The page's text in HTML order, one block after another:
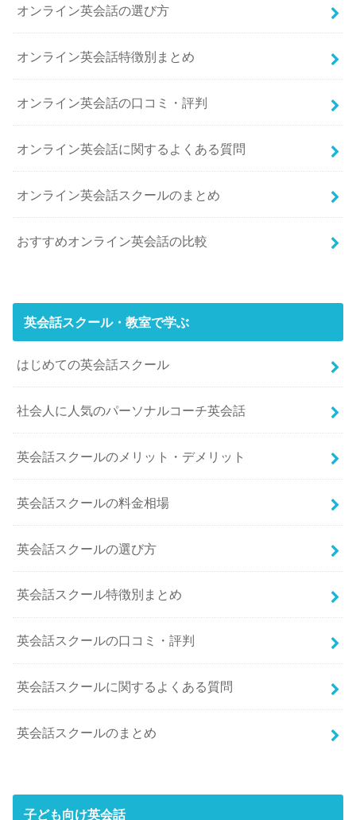
オンライン英会話の選び方
オンライン英会話特徴別まとめ
オンライン英会話の口コミ・評判
オンライン英会話に関するよくある質問
オンライン英会話スクールのまとめ
おすすめオンライン英会話の比較
英会話スクール・教室で学ぶ
はじめての英会話スクール
社会人に人気のパーソナルコーチ英会話
英会話スクールのメリット・デメリット
英会話スクールの料金相場
英会話スクールの選び方
英会話スクール特徴別まとめ
英会話スクールの口コミ・評判
英会話スクールに関するよくある質問
英会話スクールのまとめ
子ども向け英会話